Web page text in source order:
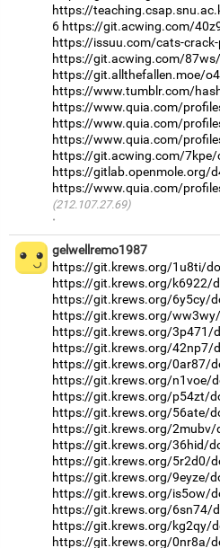
https://
6 https://git.acwing.com/
https://issuu.com/cats-
https://git.acwing.com/
https://git.allthefallen.moe/
https://www.tumblr.com/
https://www.quia.com/
https://www.quia.com/
https://www.quia.com/
https://git.acwing.com/
https://gitlab.openmole.org/
https://www.quia.com/
(212.107.27.69)
·
gelwellremo1987
https://git.krews.org/1u8ti/
https://git.krews.org/k6922/
https://git.krews.org/6y5cy/
https://git.krews.org/
https://git.krews.org/3p471/
https://git.krews.org/42np7/
https://git.krews.org/0ar87/
https://git.krews.org/n1voe/
https://git.krews.org/p54zt/
https://git.krews.org/56ate/
https://git.krews.org/
https://git.krews.org/36hid/
https://git.krews.org/5r2d0/
https://git.krews.org/9eyze/
https://git.krews.org/is5ow/
https://git.krews.org/6sn74/
https://git.krews.org/kg2qy/
https://git.krews.org/0nr8a/